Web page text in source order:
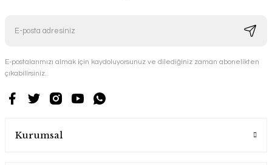
E-postalarımızı almak için kaydoluyorsunuz ve dilediğiniz zaman abonelikten
çıkabilirsiniz.
Kurumsal